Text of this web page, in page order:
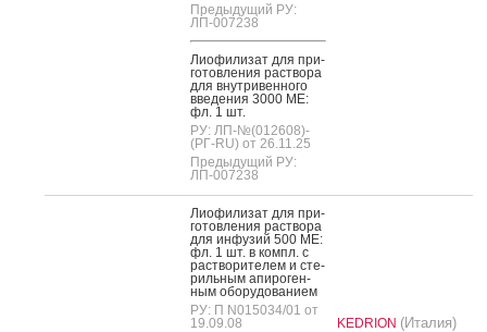
Предыдущий РУ:
ЛП-007238
Ли­офи­лизат для при­
готов­ле­ния рас­тво­ра
для внут­ри­вен­но­го
вве­дения 3000 МЕ:
фл. 1 шт.
РУ: ЛП-№(012608)-
(РГ-RU) от 26.11.25
Предыдущий РУ:
ЛП-007238
Ли­офи­лизат для при­
готов­ле­ния рас­тво­ра
для ин­фу­зий 500 МЕ:
фл. 1 шт. в компл. с
рас­тво­рите­лем и сте­
риль­ным апи­роген­
ным обо­рудо­вани­ем
РУ: П N015034/01 от
19.09.08
KEDRION (Италия)